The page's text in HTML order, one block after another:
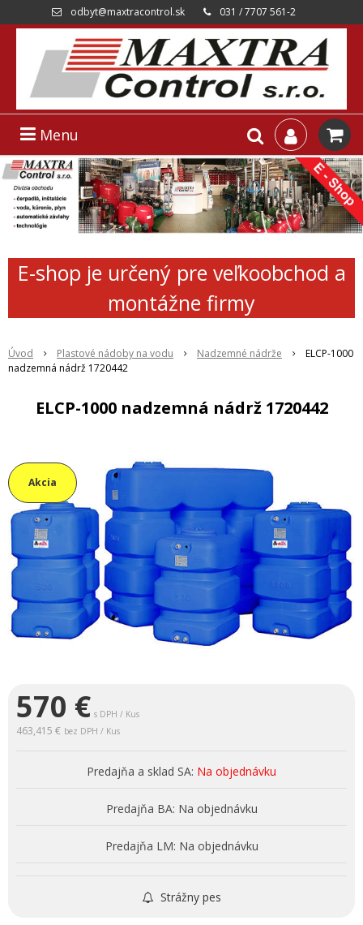
odbyt@maxtracontrol.sk 031 / 7707 561-2
Menu
E-shop je určený pre veľkoobchod a
montážne firmy
Úvod Plastové nádoby na vodu Nadzemné nádrže
ELCP-1000
nadzemná nádrž 1720442
ELCP-1000 nadzemná nádrž 1720442
Akcia
570 € s DPH / Kus
463,415 € bez DPH / Kus
Predajňa a sklad SA: Na objednávku
Predajňa BA: Na objednávku
Predajňa LM: Na objednávku
Strážny pes